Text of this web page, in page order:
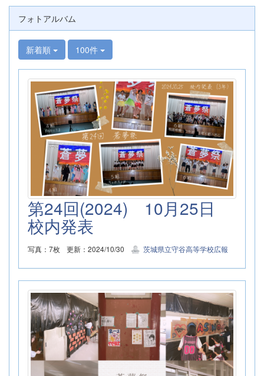
フォトアルバム
新着順 100件
第24回(2024) 10月25日
校内発表
写真：7枚 更新：2024/10/30 茨城県立守谷高等学校広報